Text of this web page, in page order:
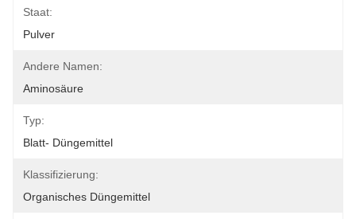
Staat:
Pulver
Andere Namen:
Aminosäure
Typ:
Blatt- Düngemittel
Klassifizierung:
Organisches Düngemittel